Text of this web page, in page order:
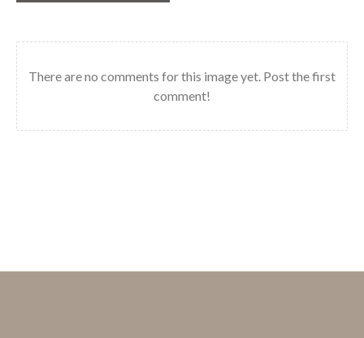
There are no comments for this image yet. Post the first
comment!